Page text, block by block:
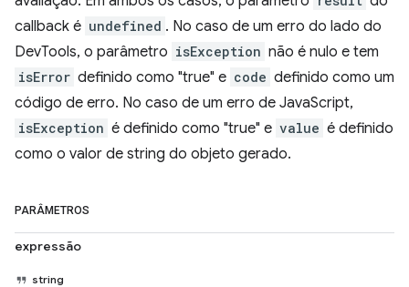
callback é undefined . No caso de um erro do lado do
DevTools, o parâmetro isException não é nulo e tem
isError definido como "true" e code definido como um
código de erro. No caso de um erro de JavaScript,
isException é definido como "true" e value é definido
como o valor de string do objeto gerado.
PARÂMETROS
expressão
string